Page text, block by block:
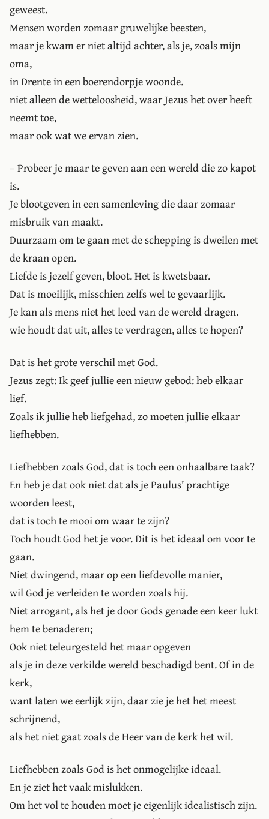
geweest.
Mensen worden zomaar gruwelijke beesten,
maar je kwam er niet altijd achter, als je, zoals mijn
oma,
in Drente in een boerendorpje woonde.
niet alleen de wetteloosheid, waar Jezus het over heeft
neemt toe,
maar ook wat we ervan zien.
– Probeer je maar te geven aan een wereld die zo kapot
is.
Je blootgeven in een samenleving die daar zomaar
misbruik van maakt.
Duurzaam om te gaan met de schepping is dweilen met
de kraan open.
Liefde is jezelf geven, bloot. Het is kwetsbaar.
Dat is moeilijk, misschien zelfs wel te gevaarlijk.
Je kan als mens niet het leed van de wereld dragen.
wie houdt dat uit, alles te verdragen, alles te hopen?
Dat is het grote verschil met God.
Jezus zegt: Ik geef jullie een nieuw gebod: heb elkaar
lief.
Zoals ik jullie heb liefgehad, zo moeten jullie elkaar
liefhebben.
Liefhebben zoals God, dat is toch een onhaalbare taak?
En heb je dat ook niet dat als je Paulus’ prachtige
woorden leest,
dat is toch te mooi om waar te zijn?
Toch houdt God het je voor. Dit is het ideaal om voor te
gaan.
Niet dwingend, maar op een liefdevolle manier,
wil God je verleiden te worden zoals hij.
Niet arrogant, als het je door Gods genade een keer lukt
hem te benaderen;
Ook niet teleurgesteld het maar opgeven
als je in deze verkilde wereld beschadigd bent. Of in de
kerk,
want laten we eerlijk zijn, daar zie je het het meest
schrijnend,
als het niet gaat zoals de Heer van de kerk het wil.
Liefhebben zoals God is het onmogelijke ideaal.
En je ziet het vaak mislukken.
Om het vol te houden moet je eigenlijk idealistisch zijn.